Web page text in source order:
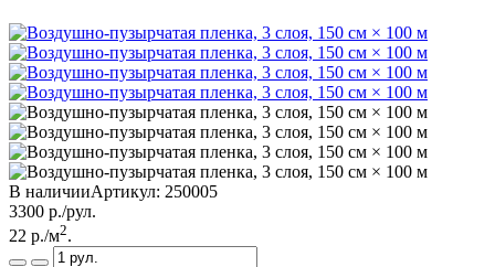
В наличииАртикул: 250005
3300 р./рул.
22 р./м2.